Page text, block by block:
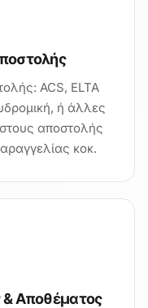
ACS, ELTA
ή άλλες
αποστολής
κοκ.
& Αποθέματος